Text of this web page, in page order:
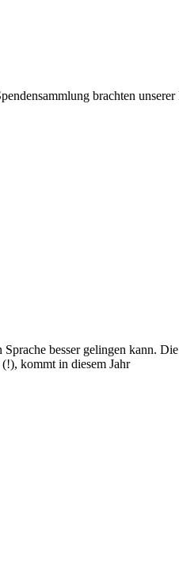
brachten
besser gelingen kann.
kommt in diesem Jahr